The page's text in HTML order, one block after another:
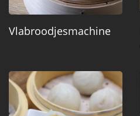
Vlabroodjesmachine